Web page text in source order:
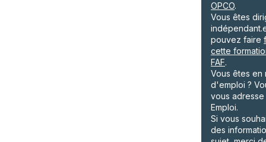
OPCO.
Vous êtes
pouvez faire
cette
FAF.
Vous êtes en
d'emploi ?
vous adresse
Emploi.
Si vous
des